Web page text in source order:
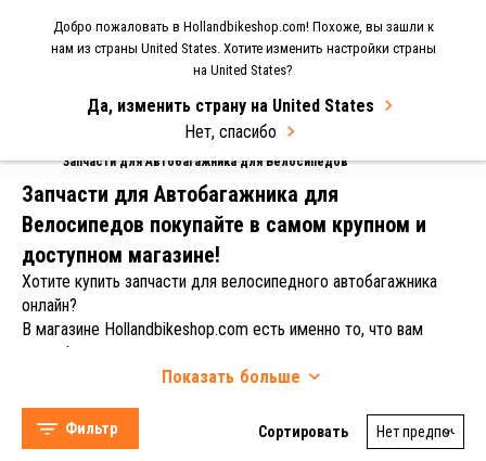
Select Language ▼
Добро пожаловать в Hollandbikeshop.com! Похоже, вы зашли к
нам из страны United States. Хотите изменить настройки страны
на United States?
Да, изменить страну на United States
Нет, спасибо
Велосипедные Автобагажники
Запчасти для Автобагажника для Велосипедов
Pro-User (81)
Spinder (39)
Запчасти для Автобагажника для
Велосипедов покупайте в самом крупном и
доступном магазине!
Хотите купить запчасти для велосипедного автобагажника
онлайн?
В магазине Hollandbikeshop.com есть именно то, что вам
нужно!
Велосипедные автобагажники идеально подходят тем, кто
дома или вообще на другом конце страны (или даже
континента).
Показать больше
Фильтр Сортировать